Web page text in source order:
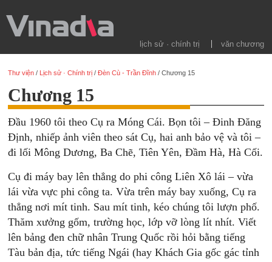
lịch sử · chính trị văn chương
Thư viện / Lịch sử · Chính trị /Đèn Cù - Trần Đĩnh /Chương 15
Chương 15
Đầu 1960 tôi theo Cụ ra Móng Cái. Bọn tôi – Đinh Đăng
Định, nhiếp ảnh viên theo sát Cụ, hai anh bảo vệ và tôi –
đi lối Mông Dương, Ba Chẽ, Tiên Yên, Đầm Hà, Hà Cối.
Cụ đi máy bay lên thẳng do phi công Liên Xô lái – vừa
lái vừa vực phi công ta. Vừa trên máy bay xuống, Cụ ra
thẳng nơi mít tinh. Sau mít tinh, kéo chúng tôi lượn phố.
Thăm xưởng gốm, trường học, lớp vỡ lòng lít nhít. Viết
lên bảng đen chữ nhân Trung Quốc rồi hỏi bằng tiếng
Tàu bản địa, tức tiếng Ngái (hay Khách Gia gốc gác tỉnh